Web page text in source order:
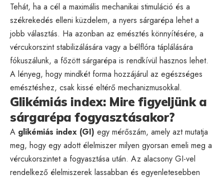
Tehát, ha a cél a maximális mechanikai stimuláció és a
székrekedés elleni küzdelem, a nyers sárgarépa lehet a
jobb választás. Ha azonban az emésztés könnyítésére, a
vércukorszint stabilizálására vagy a bélflóra táplálására
fókuszálunk, a főzött sárgarépa is rendkívül hasznos lehet.
A lényeg, hogy mindkét forma hozzájárul az egészséges
emésztéshez, csak kissé eltérő mechanizmusokkal.
Glikémiás index: Mire figyeljünk a
sárgarépa fogyasztásakor?
A glikémiás index (GI) egy mérőszám, amely azt mutatja
meg, hogy egy adott élelmiszer milyen gyorsan emeli meg a
vércukorszintet a fogyasztása után. Az alacsony GI-vel
rendelkező élelmiszerek lassabban és egyenletesebben